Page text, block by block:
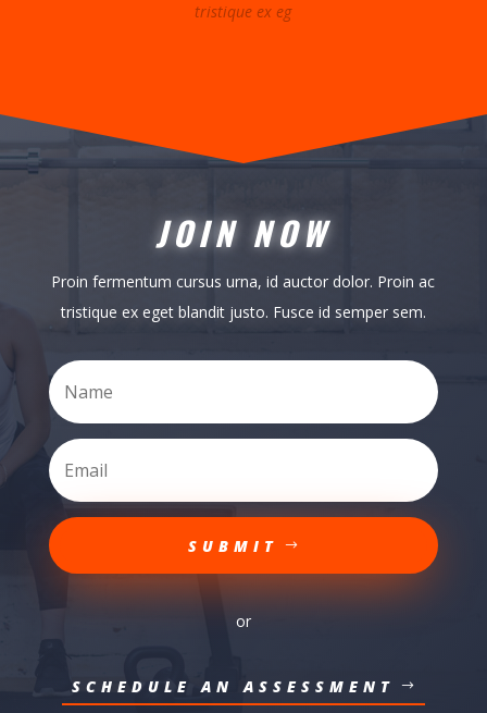
tristique ex eg
JOIN NOW
Proin fermentum cursus urna, id auctor dolor. Proin ac
tristique ex eget blandit justo. Fusce id semper sem.
SUBMIT
or
SCHEDULE AN ASSESSMENT